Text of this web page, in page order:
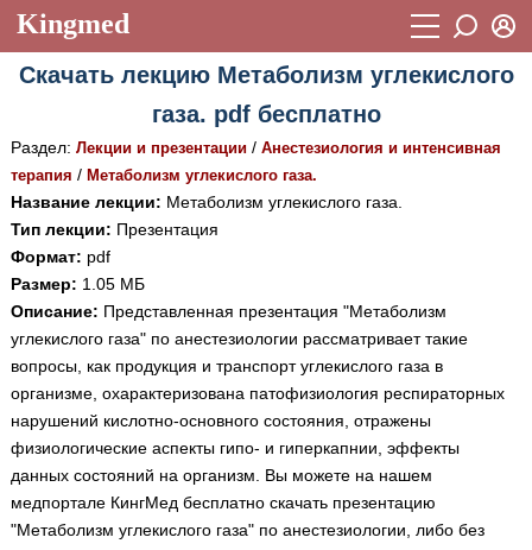
Kingmed
Учебный материал
899
Фотогалерея (1906)
Истории болезней
Лекции и презентации
Аккредитационные тесты (6)
Методические рекомендации 1050
Научно-популярное
Статьи
Новости (244)
Медицинская стандартизация
Пароль
Восстановить пароль
Регистрация
Скачать лекцию Метаболизм углекислого
газа. pdf бесплатно
Раздел: Лекции и презентации/ Анестезиология и интенсивная
терапия / Метаболизм углекислого газа.
Название лекции: Метаболизм углекислого газа.
Тип лекции: Презентация
Формат: pdf
Размер: 1.05 МБ
Описание: Представленная презентация "Метаболизм
углекислого газа" по анестезиологии рассматривает такие
вопросы, как продукция и транспорт углекислого газа в
организме, охарактеризована патофизиология респираторных
нарушений кислотно-основного состояния, отражены
физиологические аспекты гипо- и гиперкапнии, эффекты
данных состояний на организм. Вы можете на нашем
медпортале КингМед бесплатно скачать презентацию
"Метаболизм углекислого газа" по анестезиологии, либо без